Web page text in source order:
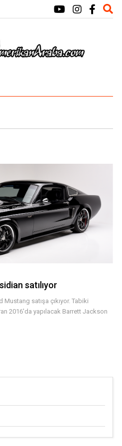
satılıyor
satışa çıkıyor. Tabiki
2016'da yapılacak Barrett Jackson